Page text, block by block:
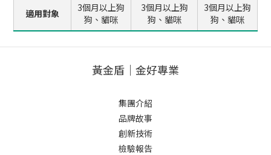
適用對象
3個月以上狗
狗、貓咪
3個月以上狗
狗、貓咪
3個月以上狗
狗、貓咪
黃金盾｜金好專業
集團介紹
品牌故事
創新技術
檢驗報告